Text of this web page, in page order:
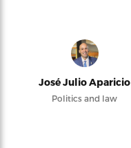
José Julio Aparicio
Politics and law